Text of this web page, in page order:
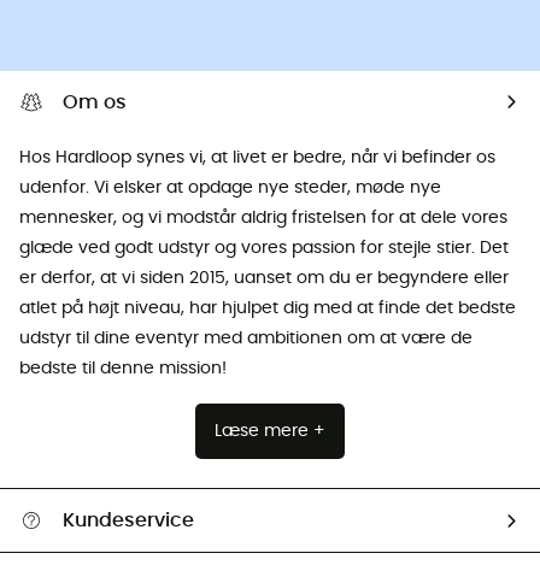
Om os
Hos Hardloop synes vi, at livet er bedre, når vi befinder os
udenfor. Vi elsker at opdage nye steder, møde nye
mennesker, og vi modstår aldrig fristelsen for at dele vores
glæde ved godt udstyr og vores passion for stejle stier. Det
er derfor, at vi siden 2015, uanset om du er begyndere eller
atlet på højt niveau, har hjulpet dig med at finde det bedste
udstyr til dine eventyr med ambitionen om at være de
bedste til denne mission!
Læse mere +
Kundeservice